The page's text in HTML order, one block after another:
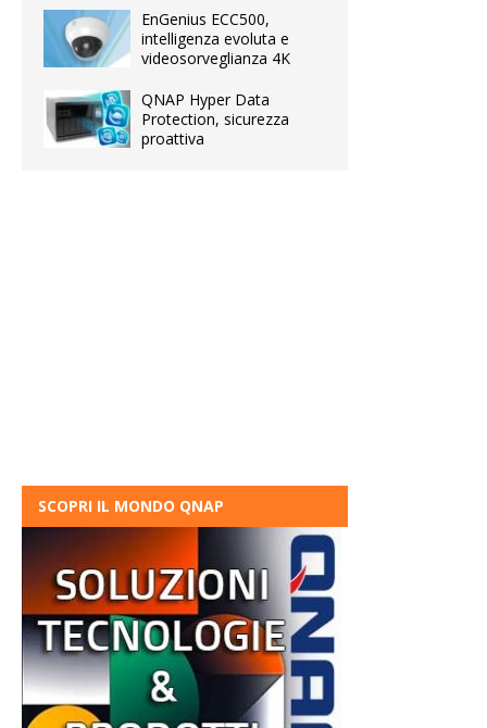
EnGenius ECC500,
intelligenza evoluta e
videosorveglianza 4K
QNAP Hyper Data
Protection, sicurezza
proattiva
SCOPRI IL MONDO QNAP